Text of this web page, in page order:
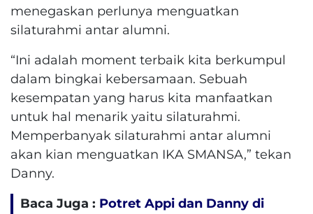
menegaskan perlunya menguatkan
silaturahmi antar alumni.
“Ini adalah moment terbaik kita berkumpul
dalam bingkai kebersamaan. Sebuah
kesempatan yang harus kita manfaatkan
untuk hal menarik yaitu silaturahmi.
Memperbanyak silaturahmi antar alumni
akan kian menguatkan IKA SMANSA,” tekan
Danny.
Baca Juga : Potret Appi dan Danny di